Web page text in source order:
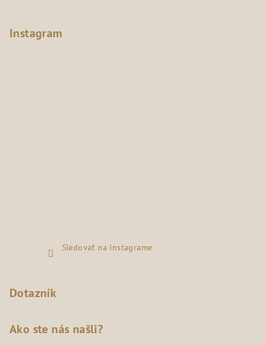
Instagram
Sledovať na Instagrame
Dotazník
Ako ste nás našli?